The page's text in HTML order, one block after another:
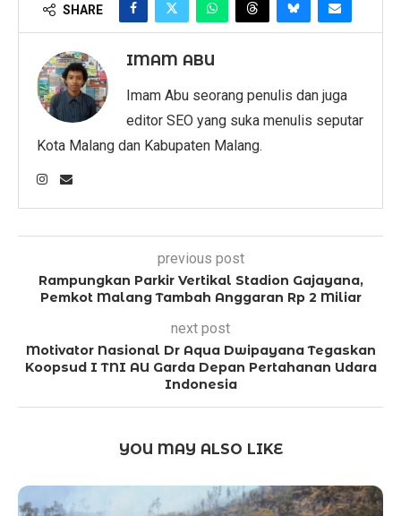
SHARE
IMAM ABU
Imam Abu seorang penulis dan juga
editor SEO yang suka menulis seputar
Kota Malang dan Kabupaten Malang.
previous post
Rampungkan Parkir Vertikal Stadion Gajayana,
Pemkot Malang Tambah Anggaran Rp 2 Miliar
next post
Motivator Nasional Dr Aqua Dwipayana Tegaskan
Koopsud I TNI AU Garda Depan Pertahanan Udara
Indonesia
YOU MAY ALSO LIKE